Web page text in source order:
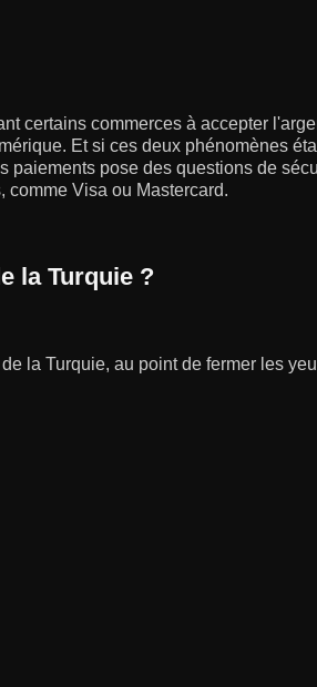
certains commerces à accepter
Et si ces deux phénomènes
paiements pose des questions de
Visa ou Mastercard.
la Turquie ?
la Turquie, au point de fermer les